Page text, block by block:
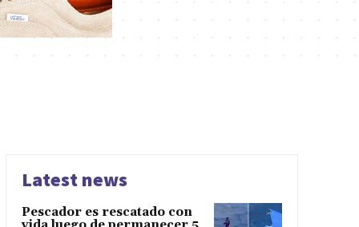
Latest news
Pescador es rescatado con